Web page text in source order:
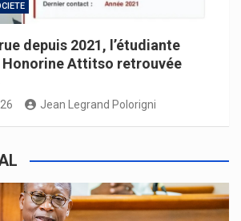
depuis 2021, l’étudiante
Attitso retrouvée
Jean Legrand Polorigni